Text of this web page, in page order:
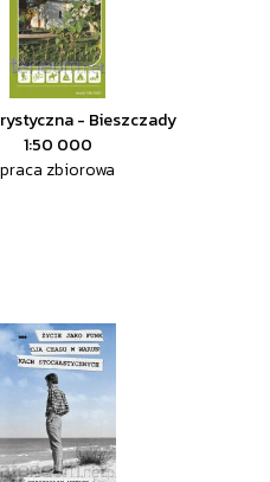
- Bieszczady
1:50 000
praca zbiorowa